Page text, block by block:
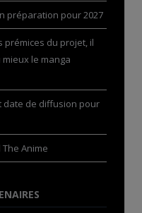
préparation pour 2027
prémices du projet, il
le manga
date de diffusion pour
The Anime